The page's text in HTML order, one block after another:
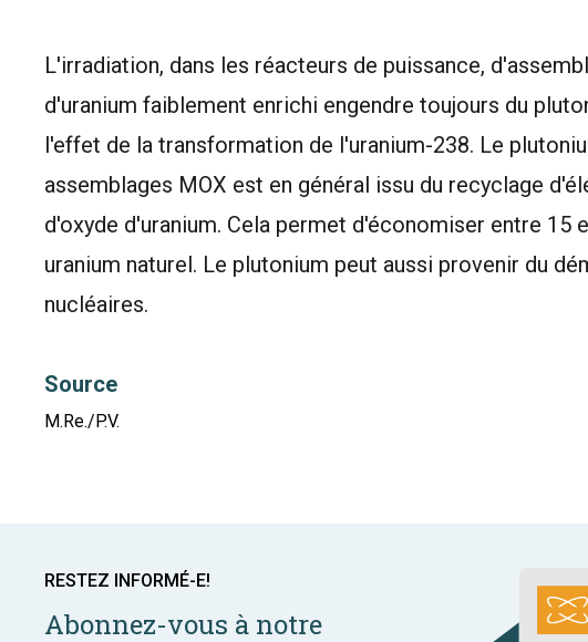
L'irradiation, dans les réacteurs de puissance,
d'uranium faiblement enrichi engendre toujours du
l'effet de la transformation de l'uranium-238. Le
assemblages MOX est en général issu du recyclage
d'oxyde d'uranium. Cela permet d'économiser entre 15
uranium naturel. Le plutonium peut aussi provenir du
nucléaires.
Source
M.Re./P.V.
RESTEZ INFORMÉ-E!
Abonnez-vous à notre